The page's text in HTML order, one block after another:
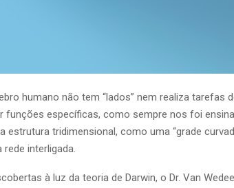
humano não tem “lados” nem realiza tarefas
específicas, como sempre nos foi
tridimensional, como uma “grade
interligada.
à luz da teoria de Darwin, o Dr. Van